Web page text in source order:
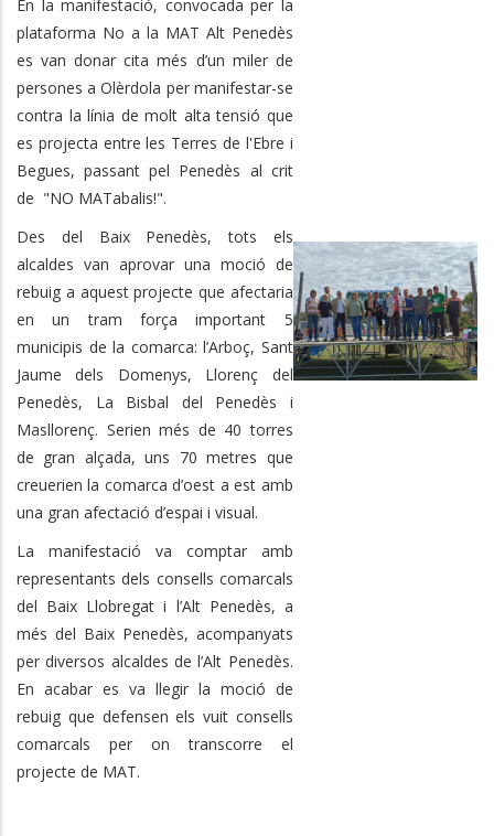
En la manifestació, convocada per la
plataforma No a la MAT Alt Penedès
es van donar cita més d’un miler de
persones a Olèrdola per manifestar-se
contra la línia de molt alta tensió que
es projecta entre les Terres de l'Ebre i
Begues, passant pel Penedès al crit
de "NO MATabalis!".
Des del Baix Penedès, tots els
alcaldes van aprovar una moció de
rebuig a aquest projecte que afectaria
en un tram força important 5
municipis de la comarca: l’Arboç, Sant
Jaume dels Domenys, Llorenç del
Penedès, La Bisbal del Penedès i
Masllorenç. Serien més de 40 torres
de gran alçada, uns 70 metres que
creuerien la comarca d’oest a est amb
una gran afectació d’espai i visual.
La manifestació va comptar amb
representants dels consells comarcals
del Baix Llobregat i l’Alt Penedès, a
més del Baix Penedès, acompanyats
per diversos alcaldes de l’Alt Penedès.
En acabar es va llegir la moció de
rebuig que defensen els vuit consells
comarcals per on transcorre el
projecte de MAT.